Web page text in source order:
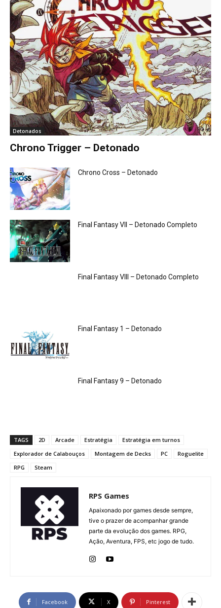
Detonados
Chrono Trigger – Detonado
Chrono Cross – Detonado
Final Fantasy VII – Detonado Completo
Final Fantasy VIII – Detonado Completo
Final Fantasy 1 – Detonado
Final Fantasy 9 – Detonado
TAGS 2D Arcade Estratégia
Estratégia em turnos
Explorador de Calabouços
Montagem de Decks PC
Roguelite
RPG
Steam
RPS Games
Apaixonado por games desde sempre,
tive o prazer de acompanhar grande
parte da evolução dos games. RPG,
Ação, Aventura, FPS, etc jogo de tudo.
Facebook X Pinterest